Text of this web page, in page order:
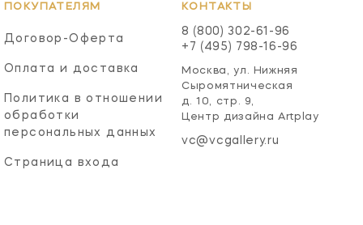
ПОКУПАТЕЛЯМ
Договор-Оферта
Оплата и доставка
Политика в отношении
обработки
персональных данных
Страница входа
КОНТАКТЫ
8 (800) 302-61-96
+7 (495) 798-16-96
Москва, ул. Нижняя
Сыромятническая
д. 10, стр. 9,
Центр дизайна Artplay
vc@vcgallery.ru